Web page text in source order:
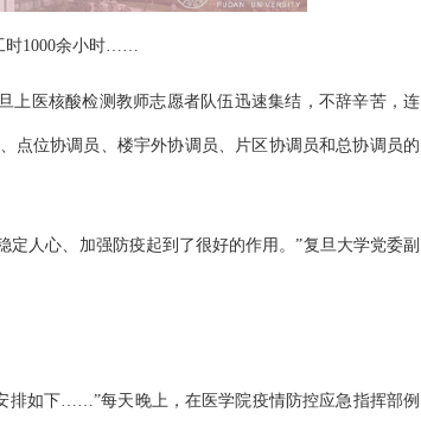
时1000余小时……
上医核酸检测教师志愿者队伍迅速集结，不辞辛苦，连
点位协调员、楼宇外协调员、片区协调员和总协调员的
人心、加强防疫起到了很好的作用。”复旦大学党委副
排如下……”每天晚上，在医学院疫情防控应急指挥部例